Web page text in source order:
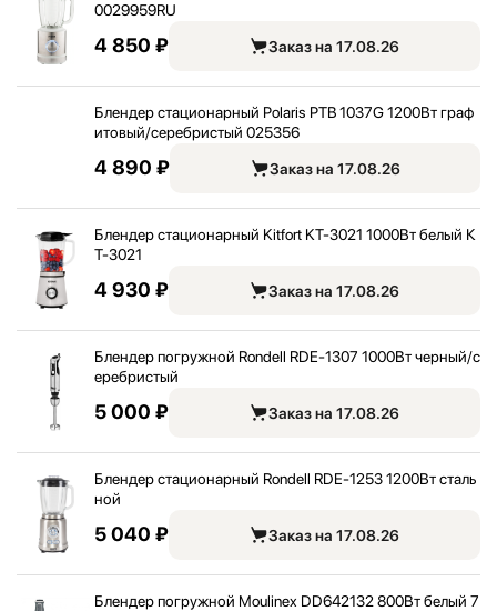
0029959RU
4 850 ₽ Заказ на 17.08.26
Блендер стационарный Polaris PTB 1037G 1200Вт граф
итовый/серебристый 025356
4 890 ₽ Заказ на 17.08.26
Блендер стационарный Kitfort KT-3021 1000Вт белый К
Т-3021
4 930 ₽ Заказ на 17.08.26
Блендер погружной Rondell RDE-1307 1000Вт черный/с
еребристый
5 000 ₽ Заказ на 17.08.26
Блендер стационарный Rondell RDE-1253 1200Вт сталь
ной
5 040 ₽ Заказ на 17.08.26
Блендер погружной Moulinex DD642132 800Вт белый 7